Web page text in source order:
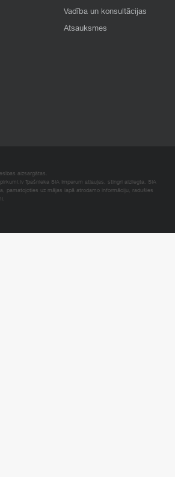
Vadība un konsultācijas
Atsauksmes
aizsargātas.
īpašnieka SIA Imperum atļaujas, stingri aizliegta. SIA
pamatojoties uz mājas lapā atrodamo informāciju, radušies